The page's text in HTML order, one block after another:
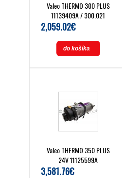
Valeo THERMO 300 PLUS
11139409A / 300.021
2,059.02€
do košíka
Valeo THERMO 350 PLUS
24V 11125599A
3,581.76€